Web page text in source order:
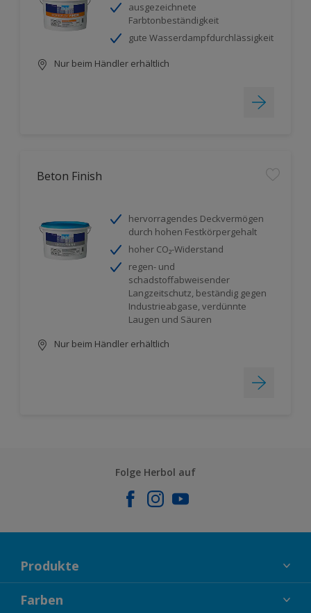
ausgezeichnete
Farbtonbeständigkeit
gute Wasserdampfdurchlässigkeit
Nur beim Händler erhältlich
Beton Finish
hervorragendes Deckvermögen
durch hohen Festkörpergehalt
hoher CO₂-Widerstand
regen- und
schadstoffabweisender
Langzeitschutz, beständig gegen
Industrieabgase, verdünnte
Laugen und Säuren
Nur beim Händler erhältlich
Folge Herbol auf
Produkte
FASSADENFARBEN
Farben